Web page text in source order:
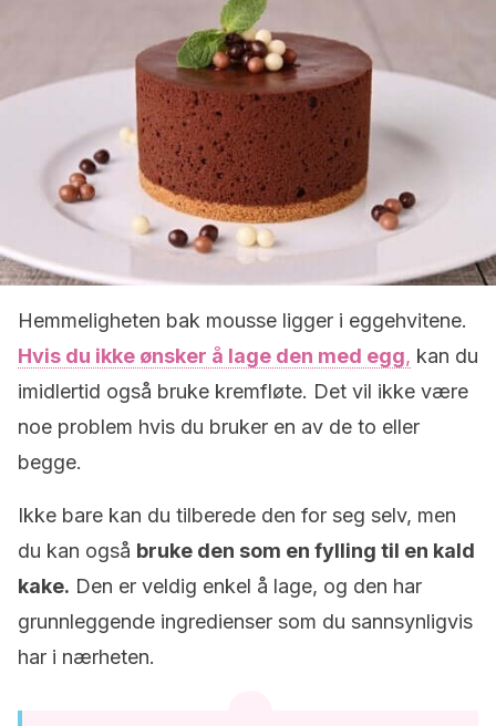
Hemmeligheten bak mousse ligger i eggehvitene.
Hvis du ikke ønsker å lage den med egg, kan du
imidlertid også bruke kremfløte. Det vil ikke være
noe problem hvis du bruker en av de to eller
begge.
Ikke bare kan du tilberede den for seg selv, men
du kan også bruke den som en fylling til en kald
kake. Den er veldig enkel å lage, og den har
grunnleggende ingredienser som du sannsynligvis
har i nærheten.